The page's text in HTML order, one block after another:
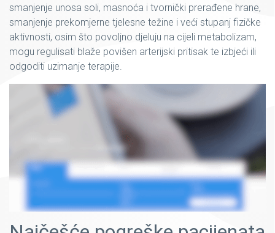
smanjenje unosa soli, masnoća i tvornički prerađene hrane,
smanjenje prekomjerne tjelesne težine i veći stupanj fizičke
aktivnosti, osim što povoljno djeluju na cijeli metabolizam,
mogu regulisati blaže povišen arterijski pritisak te izbjeći ili
odgoditi uzimanje terapije.